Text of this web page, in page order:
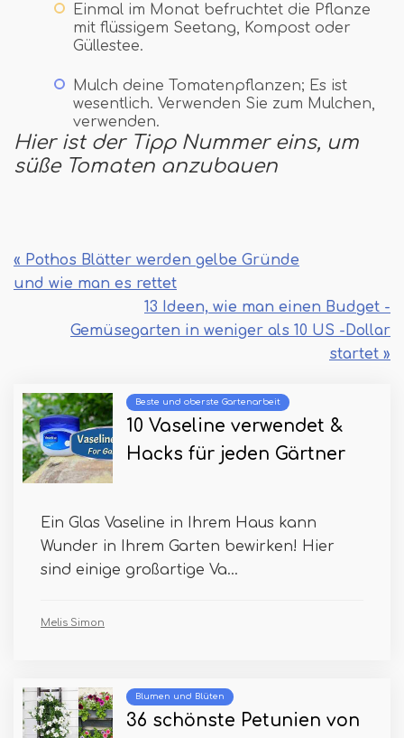
Einmal im Monat befruchtet die Pflanze
mit flüssigem Seetang, Kompost oder
Güllestee.
Mulch deine Tomatenpflanzen; Es ist
wesentlich. Verwenden Sie zum Mulchen,
verwenden.
Hier ist der Tipp Nummer eins, um
süße Tomaten anzubauen
« Pothos Blätter werden gelbe Gründe
und wie man es rettet
13 Ideen, wie man einen Budget -
Gemüsegarten in weniger als 10 US -Dollar
startet »
Beste und oberste Gartenarbeit
10 Vaseline verwendet &
Hacks für jeden Gärtner
Ein Glas Vaseline in Ihrem Haus kann
Wunder in Ihrem Garten bewirken! Hier
sind einige großartige Va...
Melis Simon
Blumen und Blüten
36 schönste Petunien von